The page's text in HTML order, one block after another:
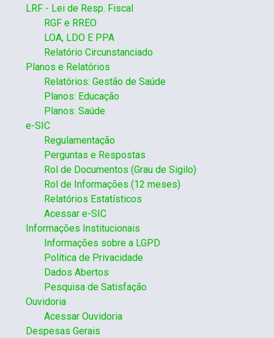
LRF - Lei de Resp. Fiscal
RGF e RREO
LOA, LDO E PPA
Relatório Circunstanciado
Planos e Relatórios
Relatórios: Gestão de Saúde
Planos: Educação
Planos: Saúde
e-SIC
Regulamentação
Perguntas e Respostas
Rol de Documentos (Grau de Sigilo)
Rol de Informações (12 meses)
Relatórios Estatísticos
Acessar e-SIC
Informações Institucionais
Informações sobre a LGPD
Política de Privacidade
Dados Abertos
Pesquisa de Satisfação
Ouvidoria
Acessar Ouvidoria
Despesas Gerais